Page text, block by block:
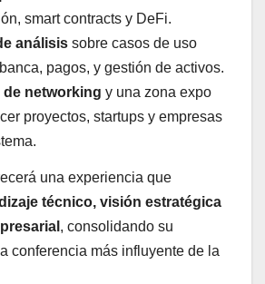
smart contracts y DeFi.
análisis sobre casos de uso
pagos, y gestión de activos.
de networking y una zona expo
proyectos, startups y empresas
una experiencia que
técnico, visión estratégica
, consolidando su
conferencia más influyente de la